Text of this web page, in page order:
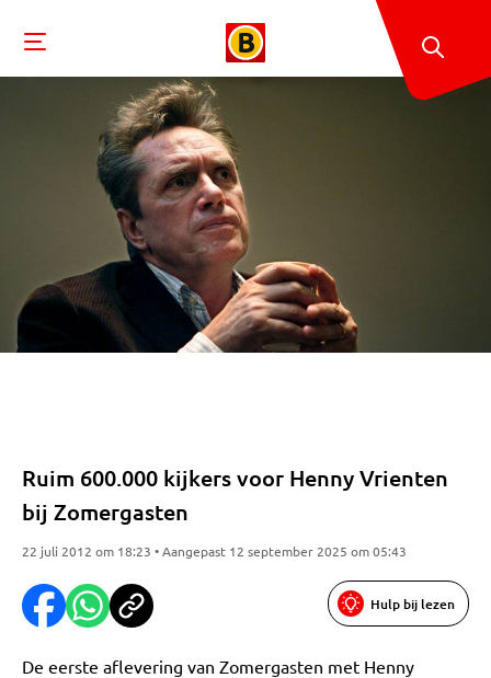
Ruim 600.000 kijkers voor Henny Vrienten
bij Zomergasten
22 juli 2012 om 18:23 • Aangepast 12 september 2025 om 05:43
Hulp bij lezen
De eerste aflevering van Zomergasten met Henny